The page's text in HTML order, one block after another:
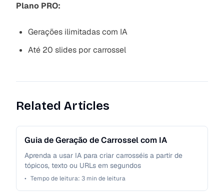
Plano PRO:
Gerações ilimitadas com IA
Até 20 slides por carrossel
Related Articles
Guia de Geração de Carrossel com IA
Aprenda a usar IA para criar carrosséis a partir de
tópicos, texto ou URLs em segundos
• Tempo de leitura: 3 min de leitura